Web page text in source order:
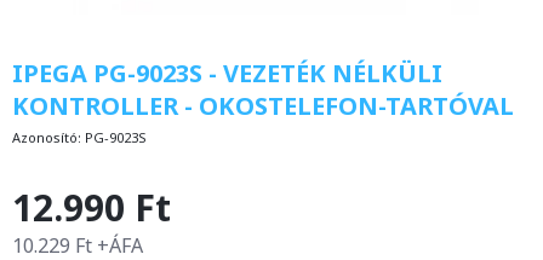
IPEGA PG-9023S - VEZETÉK NÉLKÜLI
KONTROLLER - OKOSTELEFON-TARTÓVAL
Azonosító: PG-9023S
12.990 Ft
10.229 Ft +ÁFA